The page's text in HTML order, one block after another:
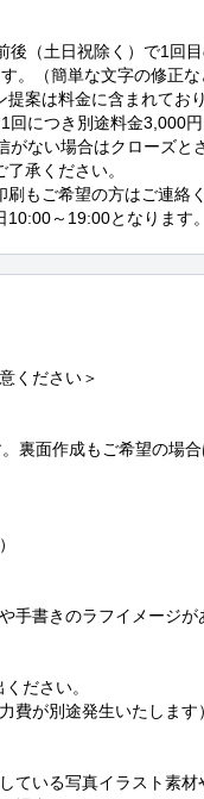
（土日祝除く）で1回
。（簡単な文字の修正な
案は料金に含まれており
につき別途料金3,000円
ない場合はクローズと
もご希望の方はご連絡く
～19:00となります。
ください＞
裏面作成もご希望の場
書きのラフイメージが
ださい。
費が別途発生いたします）
いる写真イラスト素材